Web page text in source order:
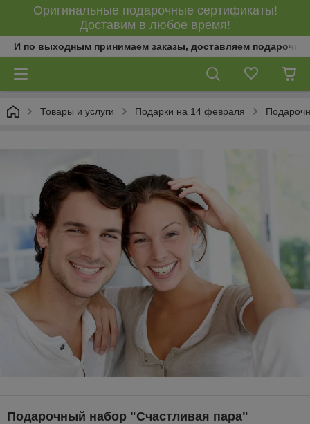
Оригинальные подарочные сертификаты!
Доставим в любое время!
И по выходным принимаем заказы, доставляем
Товары и услуги Подарки на 14 февраля
Подарочный набор "Счастливая пара"